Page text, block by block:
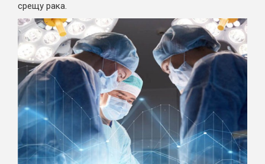
срещу рака.